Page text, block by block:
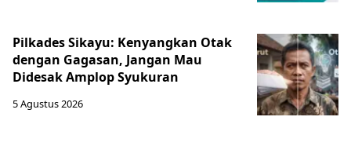
Pilkades Sikayu: Kenyangkan Otak
dengan Gagasan, Jangan Mau
Didesak Amplop Syukuran
5 Agustus 2026